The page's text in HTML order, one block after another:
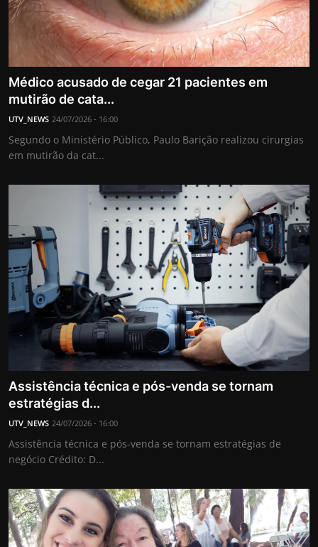
Médico acusado de cegar 21 pacientes em
mutirão de cata...
UTV_NEWS 24/07/2026 - 16:00
Segundo o Ministério Público, Paulo Barição realizou cirurgias
em mutirão da cat...
Assistência técnica e pós-venda se tornam
estratégias d...
UTV_NEWS 24/07/2026 - 16:00
Assistência técnica e pós-venda se tornam estratégias de
negócio Crédito: D...